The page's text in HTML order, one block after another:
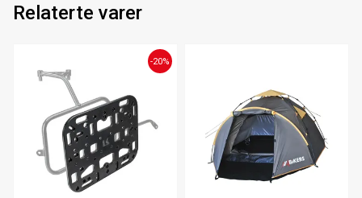
Relaterte varer
-20%